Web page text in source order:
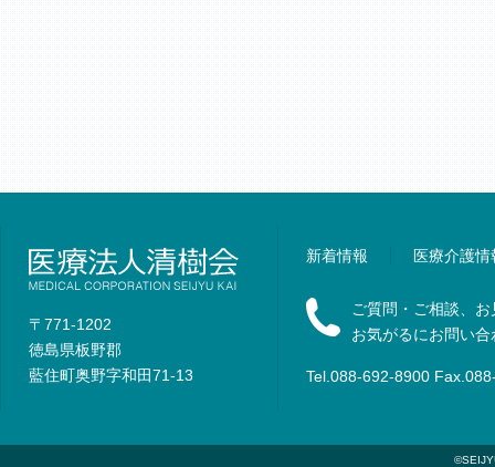
〒771-1202
徳島県板野郡
藍住町奥野字和田71-13
新着情報 医療介護情
ご質問・ご相談、
お気がるにお問い
Tel.088-692-8900